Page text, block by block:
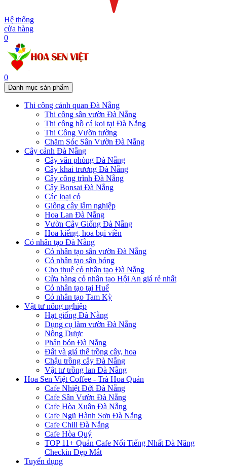
Hệ thống
cửa hàng
0
0
Danh mục sản phẩm
Thi công cảnh quan Đà Nẵng
Thi công sân vườn Đà Nẵng
Thi công hồ cá koi tại Đà Nẵng
Thi Công Vườn tường
Chăm Sóc Sân Vườn Đà Nẵng
Cây cảnh Đà Nẵng
Cây văn phòng Đà Nẵng
Cây khai trương Đà Nẵng
Cây công trình Đà Nẵng
Cây Bonsai Đà Nẵng
Các loại cỏ
Giống cây lâm nghiệp
Hoa Lan Đà Nẵng
Vườn Cây Giống Đà Nẵng
Hoa kiểng, hoa bụi viền
Cỏ nhân tạo Đà Nẵng
Cỏ nhân tạo sân vườn Đà Nẵng
Cỏ nhân tạo sân bóng
Cho thuê cỏ nhân tạo Đà Nẵng
Cửa hàng cỏ nhân tạo Hội An giá rẻ nhất
Cỏ nhân tạo tại Huế
Cỏ nhân tạo Tam Kỳ
Vật tư nông nghiệp
Hạt giống Đà Nẵng
Dụng cụ làm vườn Đà Nẵng
Nông Dược
Phân bón Đà Nẵng
Đất và giá thể trồng cây, hoa
Chậu trồng cây Đà Nẵng
Vật tư trồng lan Đà Nẵng
Hoa Sen Việt Coffee - Trà Hoa Quán
Cafe Nhiệt Đới Đà Nẵng
Cafe Sân Vườn Đà Nẵng
Cafe Hòa Xuân Đà Nẵng
Cafe Ngũ Hành Sơn Đà Nẵng
Cafe Chill Đà Nẵng
Cafe Hòa Quý
TOP 11+ Quán Cafe Nổi Tiếng Nhất Đà Năng
Checkin Đẹp Mắt
Tuyển dụng